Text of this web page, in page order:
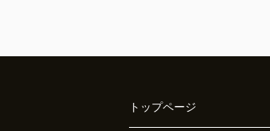
トップページ